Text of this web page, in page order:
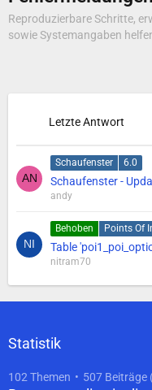
Reproduzierbare Schritte,
sowie Systemangaben
Letzte Antwort
Schaufenster 6.0
Schaufenster -
andy
Behoben Points Of
Table
nitram70
Statistik
102 Themen 507 Beiträge